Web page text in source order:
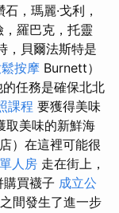
，瑪麗·戈利，
羅巴克，托靈
，貝爾法斯特是
按摩 Burnett）
的任務是確保北北
課程 要獲得美味
取美味的新鮮海
）在這裡可能很
人房 走在街上，
買襪子 成立公
間發生了進一步